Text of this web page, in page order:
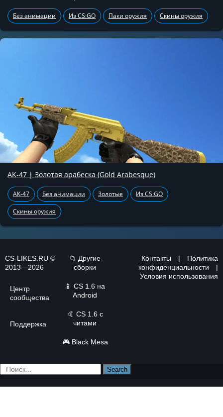
Без анимации Из CS:GO Паки оружия Скины оружия
AK-47 | Золотая арабеска (Gold Arabesque)
АК-47 Без анимации Золотые Из CS:GO
Скины оружия
CS-LIKES.RU ©
2013—2026
Центр
сообщества
Поддержка
📁 Другие
сборки
📱 CS 1.6 на
Android
🤙 CS 1.6 с
читами
🎮 Black Mesa
Контакты |
Политика
конфиденциальности
|
Условия использования
Search